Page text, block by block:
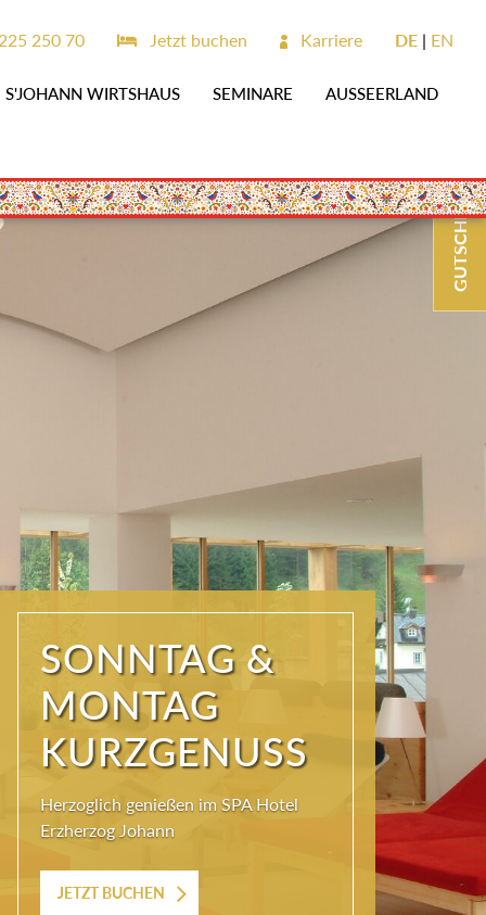
S'JOHANN WIRTSHAUS SEMINARE AUSSEERLAND
250 70 Jetzt buchen Karriere DE EN
SONNTAG &
MONTAG
KURZGENUSS
Herzoglich genießen im SPA Hotel
Erzherzog Johann
JETZT BUCHEN
GUTSCHEINE